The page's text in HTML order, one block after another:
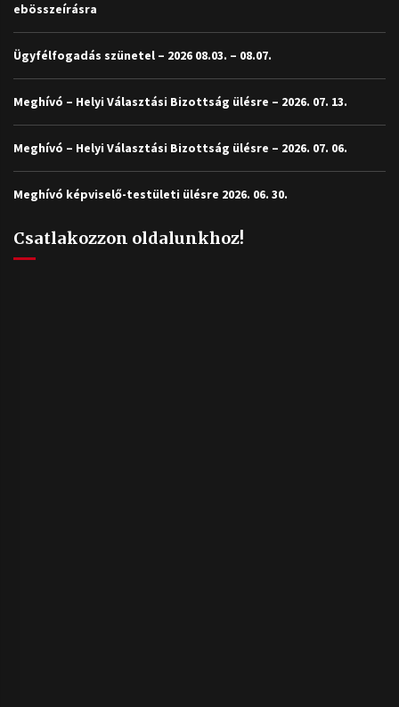
ebösszeírásra
Ügyfélfogadás szünetel – 2026 08.03. – 08.07.
Meghívó – Helyi Választási Bizottság ülésre – 2026. 07. 13.
Meghívó – Helyi Választási Bizottság ülésre – 2026. 07. 06.
Meghívó képviselő-testületi ülésre 2026. 06. 30.
Csatlakozzon oldalunkhoz!